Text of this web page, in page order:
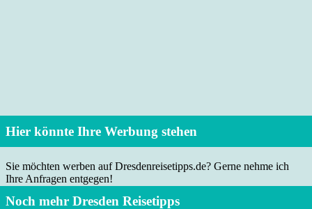
Hier könnte Ihre Werbung stehen
Sie möchten werben auf Dresdenreisetipps.de? Gerne nehme ich
Ihre Anfragen entgegen!
Noch mehr Dresden Reisetipps